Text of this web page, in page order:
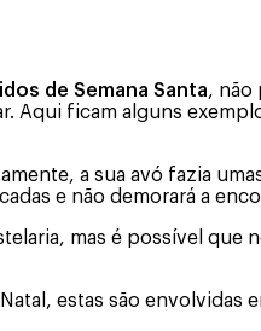
de Semana Santa, não
Aqui ficam alguns
a sua avó fazia
e não demorará a
mas é possível que
estas são envolvidas